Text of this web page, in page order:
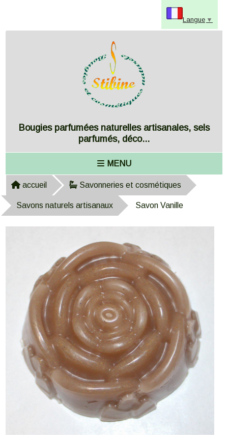
Bougies parfumées naturelles artisanales, sels
parfumés, déco...
MENU
accueil Savonneries et cosmétiques
Savons naturels artisanaux Savon Vanille
Langue ▼